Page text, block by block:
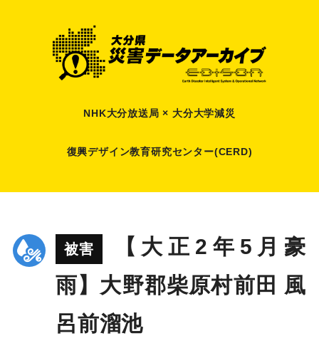
NHK大分放送局 × 大分大学減災
復興デザイン教育研究センター(CERD)
被害
【大正2年5月豪
雨】大野郡柴原村前田 風
呂前溜池